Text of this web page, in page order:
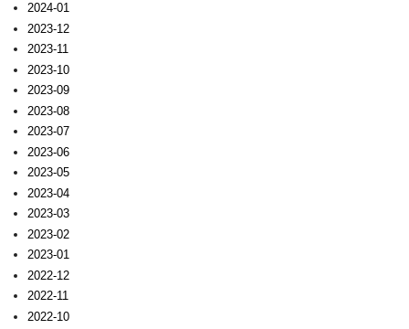
2024-01
2023-12
2023-11
2023-10
2023-09
2023-08
2023-07
2023-06
2023-05
2023-04
2023-03
2023-02
2023-01
2022-12
2022-11
2022-10